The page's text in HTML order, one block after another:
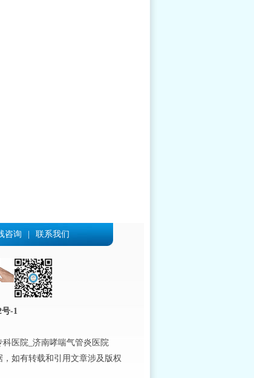
咨询 联系我们
号-1
医院_济南哮喘气管炎医院
如有转载和引用文章涉及版权